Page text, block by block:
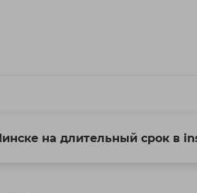
на длительный срок в